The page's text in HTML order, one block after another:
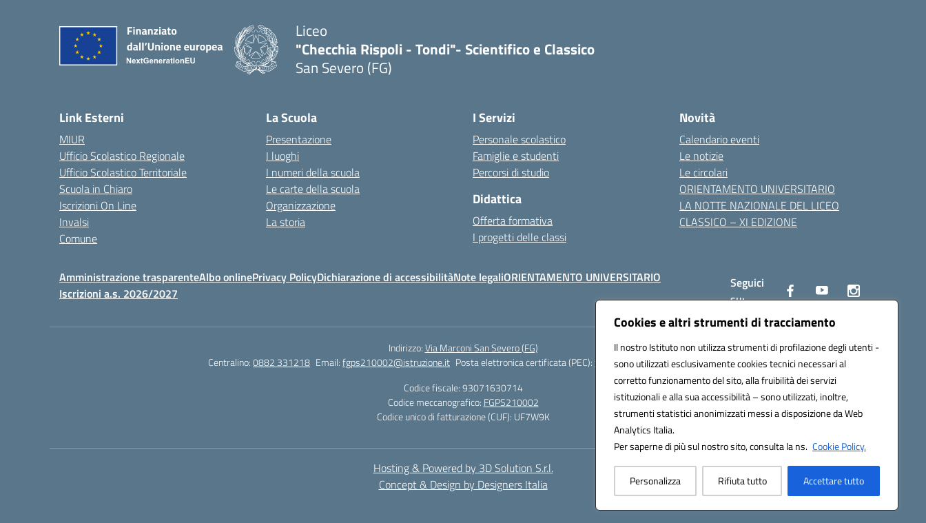
Cookies e altri strumenti di tracciamento
Il nostro Istituto non utilizza strumenti di profilazione degli utenti -
sono utilizzati esclusivamente cookies tecnici necessari al
corretto funzionamento del sito, alla fruibilità dei servizi
istituzionali e alla sua accessibilità – sono utilizzati, inoltre,
strumenti statistici anonimizzati messi a disposizione da Web
Analytics Italia.
Per saperne di più sul nostro sito, consulta la ns. Cookie Policy.
Personalizza Rifiuta tutto Accettare tutto
Liceo
"Checchia Rispoli - Tondi"- Scientifico e Classico
San Severo (FG)
Link Esterni
MIUR
Ufficio Scolastico Regionale
Ufficio Scolastico Territoriale
Scuola in Chiaro
Iscrizioni On Line
Invalsi
Comune
La Scuola
Presentazione
I luoghi
I numeri della scuola
Le carte della scuola
Organizzazione
La storia
I Servizi
Personale scolastico
Famiglie e studenti
Percorsi di studio
Didattica
Offerta formativa
I progetti delle classi
Novità
Calendario eventi
Le notizie
Le circolari
ORIENTAMENTO UNIVERSITARIO
LA NOTTE NAZIONALE DEL LICEO
CLASSICO – XI EDIZIONE
Amministrazione trasparenteAlbo onlinePrivacy PolicyDichiarazione di accessibilitàNote legaliORIENTAMENTO UNIVERSITARIO
Iscrizioni a.s. 2026/2027
Seguici
su:
Indirizzo:Via Marconi San Severo (FG)
Centralino:0882 331218 Email:fgps210002@istruzione.it Posta elettronica certificata (PEC):fgps210002@pec.istruzione.it
Codice fiscale: 93071630714
Codice meccanografico: FGPS210002
Codice unico di fatturazione (CUF): UF7W9K
Hosting & Powered by 3D Solution S.r.l.
Concept & Design by Designers Italia